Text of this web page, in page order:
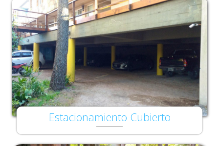
Estacionamiento Cubierto